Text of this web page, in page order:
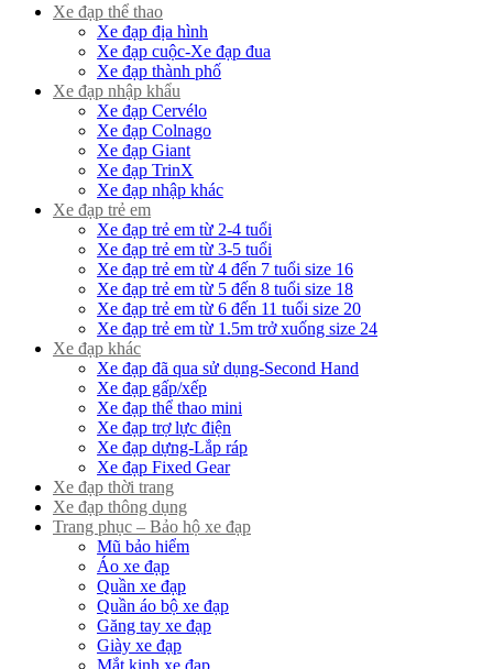
Xe đạp thể thao
Xe đạp địa hình
Xe đạp cuộc-Xe đạp đua
Xe đạp thành phố
Xe đạp nhập khẩu
Xe đạp Cervélo
Xe đạp Colnago
Xe đạp Giant
Xe đạp TrinX
Xe đạp nhập khác
Xe đạp trẻ em
Xe đạp trẻ em từ 2-4 tuổi
Xe đạp trẻ em từ 3-5 tuổi
Xe đạp trẻ em từ 4 đến 7 tuổi size 16
Xe đạp trẻ em từ 5 đến 8 tuổi size 18
Xe đạp trẻ em từ 6 đến 11 tuổi size 20
Xe đạp trẻ em từ 1.5m trở xuống size 24
Xe đạp khác
Xe đạp đã qua sử dụng-Second Hand
Xe đạp gấp/xếp
Xe đạp thể thao mini
Xe đạp trợ lực điện
Xe đạp dựng-Lắp ráp
Xe đạp Fixed Gear
Xe đạp thời trang
Xe đạp thông dụng
Trang phục – Bảo hộ xe đạp
Mũ bảo hiểm
Áo xe đạp
Quần xe đạp
Quần áo bộ xe đạp
Găng tay xe đạp
Giày xe đạp
Mắt kinh xe đạp